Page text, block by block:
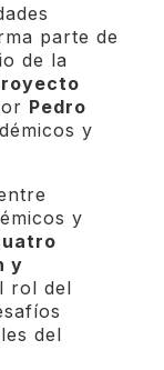
parte de
de la
Pedro
y
y
y
rol del
del